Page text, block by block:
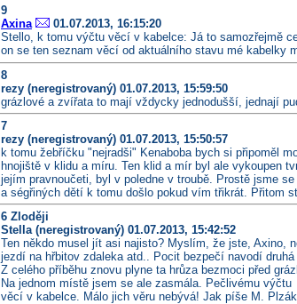
9
Axina
01.07.2013, 16:15:20
Stello, k tomu výčtu věcí v kabelce: Já to samozřejmě
on se ten seznam věcí od aktuálního stavu mé kabelky
8
rezy (neregistrovaný) 01.07.2013, 15:59:50
grázlové a zvířata to mají vždycky jednodušší, jednají
7
rezy (neregistrovaný) 01.07.2013, 15:50:57
k tomu žebříčku "nejradši" Kenaboba bych si připoměl
hnojiště v klidu a míru. Ten klid a mír byl ale vykoupen
jejím pravnoučeti, byl v poledne v troubě. Prostě jsme
a ségřiných dětí k tomu došlo pokud vím třikrát. Přitom
6 Zloději
Stella (neregistrovaný) 01.07.2013, 15:42:52
Ten někdo musel jít asi najisto? Myslím, že jste, Axino,
jezdí na hřbitov zdaleka atd.. Pocit bezpečí navodí druhá
Z celého příběhu znovu plyne ta hrůza bezmoci před
Na jednom místě jsem se ale zasmála. Pečlivému výčtu
věcí v kabelce. Málo jich věru nebývá! Jak píše M.